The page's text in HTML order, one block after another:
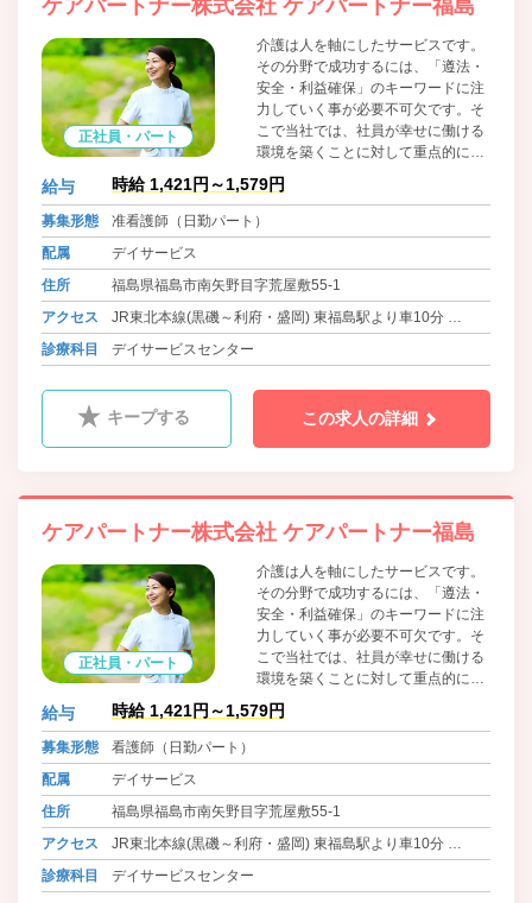
ケアパートナー株式会社 ケアパートナー福島
正社員・パート
介護は人を軸にしたサービスです。
その分野で成功するには、「遵法・
安全・利益確保」のキーワードに注
力していく事が必要不可欠です。そ
こで当社では、社員が幸せに働ける
環境を築くことに対して重点的に取
り組んでいます。「うちの会社で良
かった」と家族や周りの人たちに言
ってもらえるようにすることが理想
です。そうすることで社内外で笑顔
そしてさらに質の高いサービスが提
供できる好循環な仕組みにしたいと
考えています。
給与 時給 1,421円～1,579円
募集形態
准看護師（日勤パート）
配属
デイサービス
住所
福島県福島市南矢野目字荒屋敷55-1
アクセス
JR東北本線(黒磯～利府・盛岡) 東福島駅より車10分
福島交通飯坂線 桜水駅、笹谷駅、上松川駅より車10分
診療科目 デイサービスセンター
キープする この求人の詳細
ケアパートナー株式会社 ケアパートナー福島
正社員・パート
介護は人を軸にしたサービスです。
その分野で成功するには、「遵法・
安全・利益確保」のキーワードに注
力していく事が必要不可欠です。そ
こで当社では、社員が幸せに働ける
環境を築くことに対して重点的に取
り組んでいます。「うちの会社で良
かった」と家族や周りの人たちに言
です。そうすることで社内外で笑顔
そしてさらに質の高いサービスが提
供できる好循環な仕組みにしたいと
考えています。
給与 時給 1,421円～1,579円
募集形態
看護師（日勤パート）
配属
デイサービス
住所
福島県福島市南矢野目字荒屋敷55-1
アクセス
JR東北本線(黒磯～利府・盛岡) 東福島駅より車10分
福島交通飯坂線 桜水駅、笹谷駅、上松川駅より車10分
診療科目 デイサービスセンター